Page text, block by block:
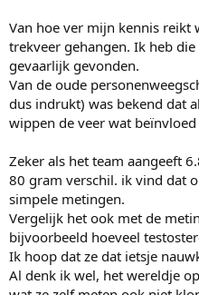
Van hoe ver mijn kennis reikt
trekveer gehangen. Ik heb
gevaarlijk gevonden.
Van de oude
dus indrukt) was bekend dat
wippen de veer wat
Zeker als het team aangeeft
80 gram verschil. ik vind dat
simpele metingen.
Vergelijk het ook met de
bijvoorbeeld hoeveel
Ik hoop dat ze dat ietsje
Al denk ik wel, het wereldje